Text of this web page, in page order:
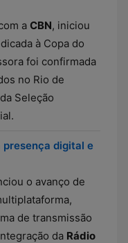
a CBN, iniciou
à Copa do
foi confirmada
no Rio de
Seleção
presença digital e
o avanço de
de transmissão
da Rádio